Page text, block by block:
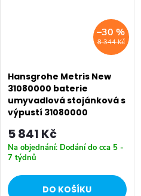
8 344 Kč
–30 %
Hansgrohe Metris New
31080000 baterie
umyvadlová stojánková s
výpustí 31080000
5 841 Kč
Na objednání: Dodání do cca 5 -
7 týdnů
DO KOŠÍKU